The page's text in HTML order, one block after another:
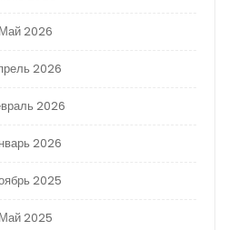
Май 2026
2026
2026
2026
2025
Май 2025